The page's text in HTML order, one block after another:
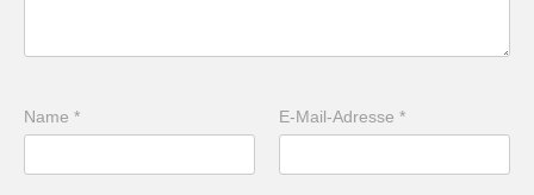
Name * E-Mail-Adresse*